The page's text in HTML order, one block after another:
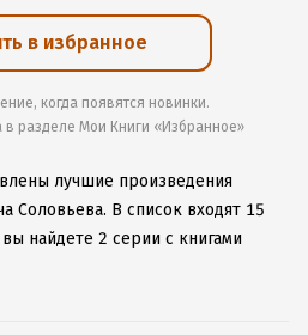
в избранное
когда появятся новинки.
в разделе Мои Книги «Избранное»
лучшие произведения
Соловьева. В список входят 15
найдете 2 серии с книгами